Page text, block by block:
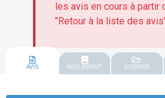
les avis en cours à partir
"Retour à la liste des
AVIS REGLEMENT DOSSIER